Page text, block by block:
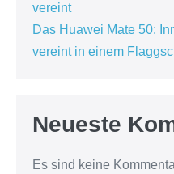
vereint
Das Huawei Mate 50:
vereint in einem
Neueste
Es sind keine